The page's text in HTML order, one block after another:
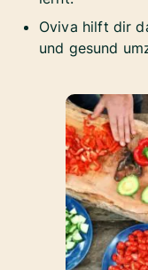
Oviva hilft dir
und gesund